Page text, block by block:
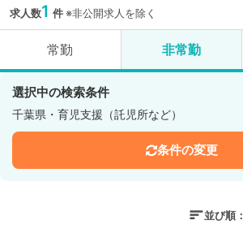
求人数1 件※非公開求人を除く
常勤 非常勤
選択中の検索条件
千葉県・育児支援（託児所など）
条件の変更
並び順：